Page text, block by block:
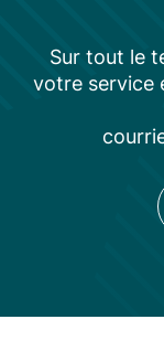
Sur tout le
votre service